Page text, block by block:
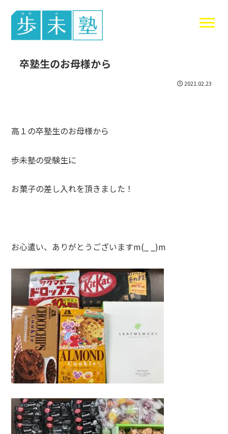
東谷中生の
卒塾生のお母様から
2021.02.23
高１の卒塾生のお母様から
歩未塾の受験生に
お菓子の差し入れを頂きました！
お心遣い、ありがとうございますm(_ _)m